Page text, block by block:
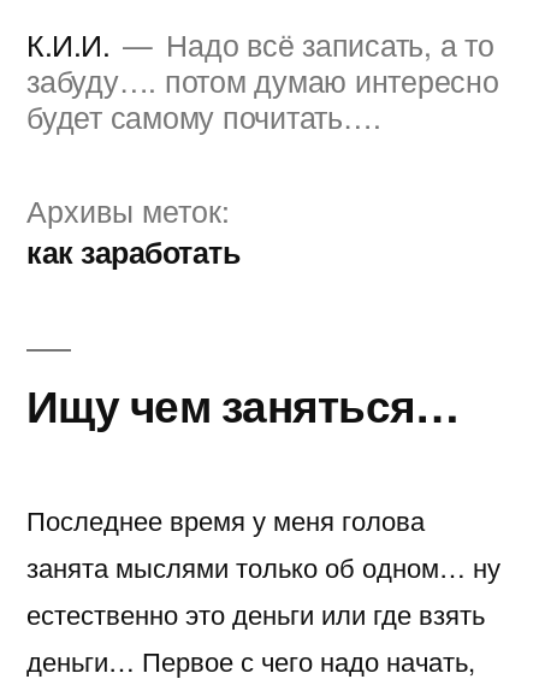
содержимому
К.И.И.
Надо всё записать, а то
забуду…. потом думаю интересно
будет самому почитать….
Архивы меток:
как заработать
Ищу чем заняться…
Последнее время у меня голова
занята мыслями только об одном… ну
естественно это деньги или где взять
деньги… Первое с чего надо начать,